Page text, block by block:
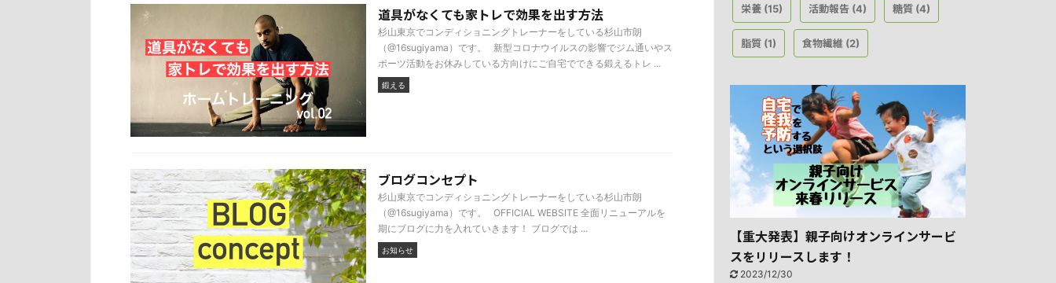
道具がなくても家トレで効果を出す方法
杉山東京でコンディショニングトレーナーをしている杉山市朗
（@16sugiyama）です。 新型コロナウイルスの影響でジム通いやス
ポーツ活動をお休みしている方向けにご自宅でできる鍛えるトレ ...
鍛える
ブログコンセプト
杉山東京でコンディショニングトレーナーをしている杉山市朗
（@16sugiyama）です。 OFFICIAL WEBSITE 全面リニューアルを
期にブログに力を入れていきます！ ブログでは ...
お知らせ
栄養 (15) 活動報告 (4) 糖質 (4)
脂質 (1) 食物繊維 (2)
【重大発表】親子向けオンラインサービ
スをリリースします！
2023/12/30